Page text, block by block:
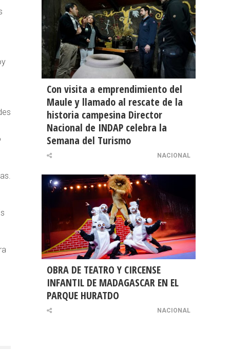
Con visita a emprendimiento del
Maule y llamado al rescate de la
historia campesina Director
Nacional de INDAP celebra la
Semana del Turismo
NACIONAL
OBRA DE TEATRO Y CIRCENSE
INFANTIL DE MADAGASCAR EN EL
PARQUE HURATDO
NACIONAL